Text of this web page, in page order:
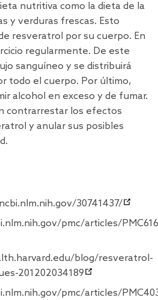
nutritiva como la dieta de la
y verduras frescas. Esto
resveratrol por su cuerpo. En
regularmente. De este
sanguíneo y se distribuirá
todo el cuerpo. Por último,
alcohol en exceso y de fumar.
contrarrestar los efectos
y anular sus posibles
30741437/
pmc/articles/
blog/resveratrol-
201202034189
pmc/articles/